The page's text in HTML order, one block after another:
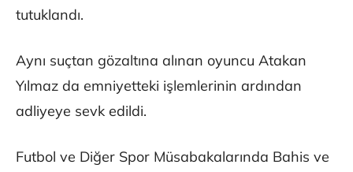
tutuklandı.
Aynı suçtan gözaltına alınan oyuncu Atakan
Yılmaz da emniyetteki işlemlerinin ardından
adliyeye sevk edildi.
Futbol ve Diğer Spor Müsabakalarında Bahis ve